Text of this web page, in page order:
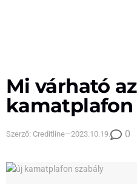
Mi várható
kamatplafon
Szerző: Creditline—2023.10.19. 0